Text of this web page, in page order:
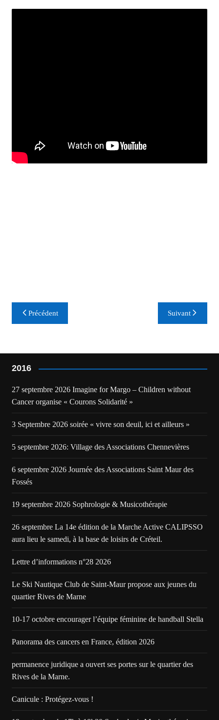
Navigation
de
Précédent Suivant
2016
27 septembre 2026 Imagine for Margo – Children without
Cancer organise « Courons Solidarité »
3 Septembre 2026 soirée « vivre son deuil, ici et ailleurs »
5 septembre 2026: Village des Associations Chennevières
6 septembre 2026 Journée des Associations Saint Maur des
Fossés
19 septembre 2026 Sophrologie & Musicothérapie
26 septembre La 14e édition de la Marche Active CALIPSSO
aura lieu le samedi, à la base de loisirs de Créteil.
Lettre d’informations n°28 2026
Le Ski Nautique Club de Saint-Maur propose aux jeunes du
quartier Rives de Marne
10-17 octobre encourager l’équipe féminine de handball Stella
Panorama des cancers en France, édition 2026
permanence juridique a ouvert ses portes sur le quartier des
Rives de la Marne.
Canicule : Protégez-vous !